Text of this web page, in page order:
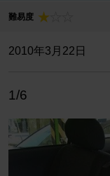
難易度
2010年3月22日
1/6